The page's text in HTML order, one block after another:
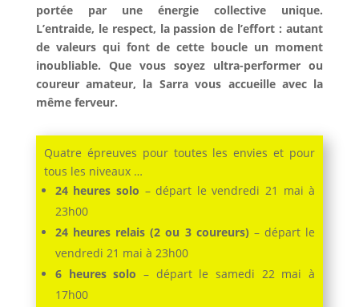
portée par une énergie collective unique.
L’entraide, le respect, la passion de l’effort : autant
de valeurs qui font de cette boucle un moment
inoubliable. Que vous soyez ultra-performer ou
coureur amateur, la Sarra vous accueille avec la
même ferveur.
Quatre épreuves pour toutes les envies et pour
tous les niveaux …
24 heures solo – départ le vendredi 21 mai à
23h00
24 heures relais (2 ou 3 coureurs) – départ le
vendredi 21 mai à 23h00
6 heures solo – départ le samedi 22 mai à
17h00